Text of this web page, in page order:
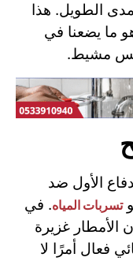
الطويل. هذا
هو ما يضعنا في
مشيط.
الأول ضد
تسربات المياه. في
غزيرة
فعال أمرًا لا